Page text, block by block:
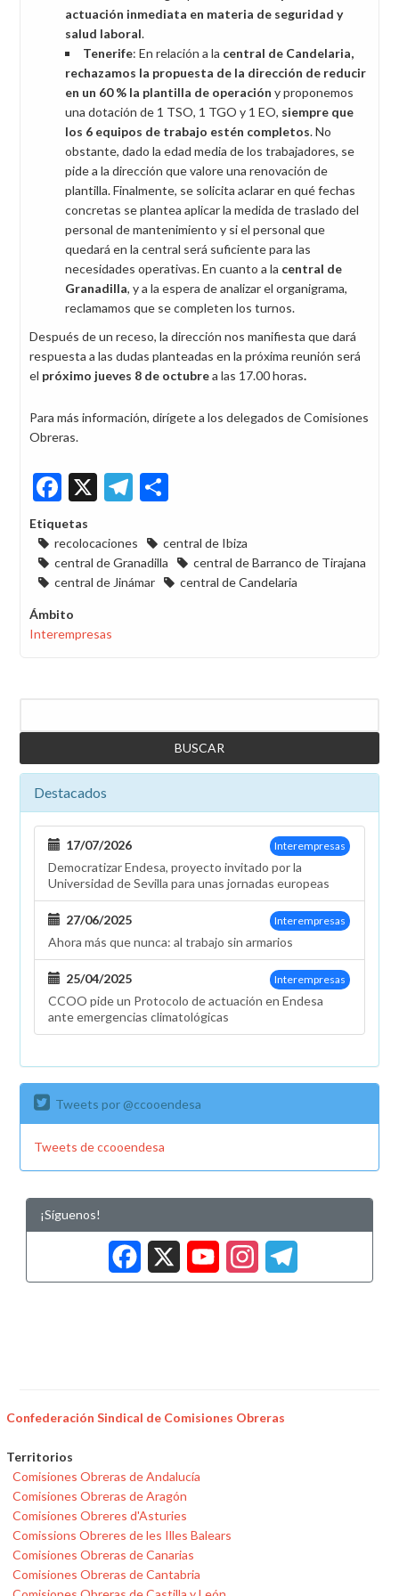
actuación inmediata en materia de seguridad y
salud laboral.
Tenerife: En relación a la central de Candelaria,
rechazamos la propuesta de la dirección de reducir
en un 60 % la plantilla de operación y proponemos
una dotación de 1 TSO, 1 TGO y 1 EO, siempre que
los 6 equipos de trabajo estén completos. No
obstante, dado la edad media de los trabajadores, se
pide a la dirección que valore una renovación de
plantilla. Finalmente, se solicita aclarar en qué fechas
concretas se plantea aplicar la medida de traslado del
personal de mantenimiento y si el personal que
quedará en la central será suficiente para las
necesidades operativas. En cuanto a la central de
Granadilla, y a la espera de analizar el organigrama,
reclamamos que se completen los turnos.
Después de un receso, la dirección nos manifiesta que dará
respuesta a las dudas planteadas en la próxima reunión será
el próximo jueves 8 de octubrea las 17.00 horas.
Para más información, dirígete a los delegados de Comisiones
Obreras.
Facebook
X Telegram
Etiquetas
recolocaciones
central de Ibiza
central de Granadilla
central de Barranco de Tirajana
central de Jinámar
central de Candelaria
Ámbito
Interempresas
Destacados
Interempresas
17/07/2026
Democratizar Endesa, proyecto invitado por la
Universidad de Sevilla para unas jornadas europeas
Interempresas
27/06/2025
Ahora más que nunca: al trabajo sin armarios
Interempresas
25/04/2025
CCOO pide un Protocolo de actuación en Endesa
ante emergencias climatológicas
Tweets por @ccooendesa
Tweets de ccooendesa
¡Síguenos!
Facebook
X
Confederación Sindical de Comisiones Obreras
Territorios
Comisiones Obreras de Andalucía
Comisiones Obreras de Aragón
Comisiones Obreres d'Asturies
Comissions Obreres de les Illes Balears
Comisiones Obreras de Canarias
Comisiones Obreras de Cantabria